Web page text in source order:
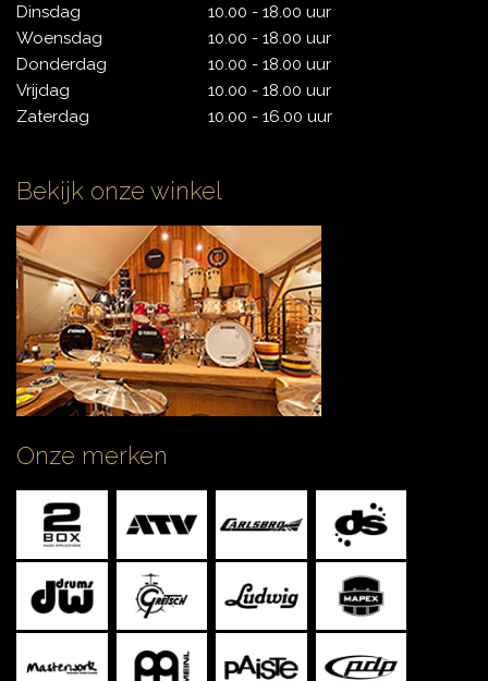
Dinsdag
Woensdag
Donderdag
Vrijdag
Zaterdag
10.00 - 18.00 uur
10.00 - 18.00 uur
10.00 - 18.00 uur
10.00 - 18.00 uur
10.00 - 16.00 uur
Bekijk onze winkel
Onze merken